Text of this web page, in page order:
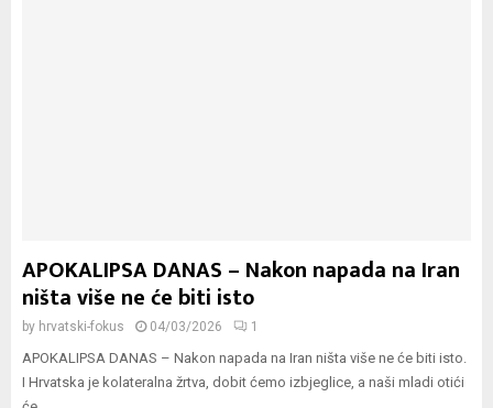
APOKALIPSA DANAS – Nakon napada na Iran
ništa više ne će biti isto
by hrvatski-fokus 04/03/2026 1
APOKALIPSA DANAS – Nakon napada na Iran ništa više ne će biti isto.
I Hrvatska je kolateralna žrtva, dobit ćemo izbjeglice, a naši mladi otići